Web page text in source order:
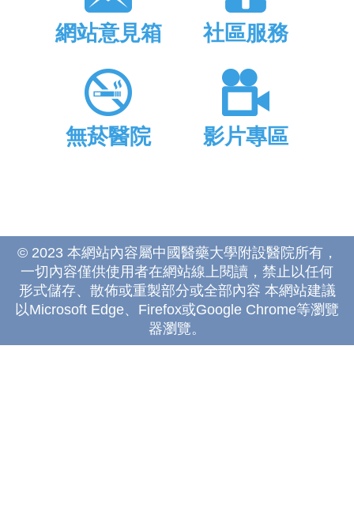
網站意見箱 社區服務
無菸醫院 影片專區
© 2023 本網站內容屬中國醫藥大學附設醫院所有，
一切內容僅供使用者在網站線上閱讀，禁止以任何
形式儲存、散佈或重製部分或全部內容 本網站建議
以Microsoft Edge、Firefox或Google Chrome等瀏覽
器瀏覽。